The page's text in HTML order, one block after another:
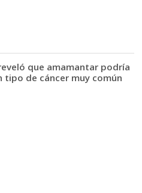
que amamantar podría
de cáncer muy común